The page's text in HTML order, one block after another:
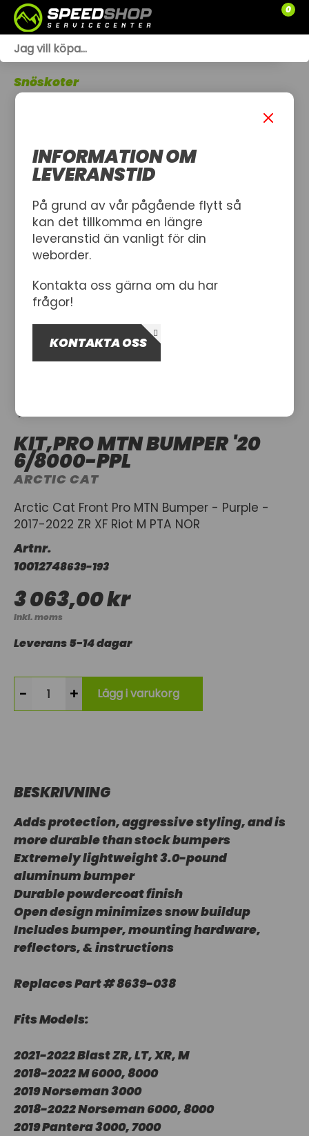
0
SLÄPVAGNAR
Snöskoter
KIT,PRO MTN BUMPER '20
6/8000-PPL
ARCTIC CAT
Arctic Cat Front Pro MTN Bumper - Purple -
2017-2022 ZR XF Riot M PTA NOR
Artnr.
10012748639-193
3 063,00 kr
Inkl. moms
Leverans 5-14 dagar
- + Lägg i varukorg
BESKRIVNING
Adds protection, aggressive styling, and is
more durable than stock bumpers
Extremely lightweight 3.0-pound
aluminum bumper
Durable powdercoat finish
Open design minimizes snow buildup
Includes bumper, mounting hardware,
reflectors, & instructions
Replaces Part # 8639-038
Fits Models:
2021-2022 Blast ZR, LT, XR, M
2018-2022 M 6000, 8000
2019 Norseman 3000
2018-2022 Norseman 6000, 8000
2019 Pantera 3000, 7000
INFORMATION OM
LEVERANSTID
På grund av vår pågående flytt så
kan det tillkomma en längre
leveranstid än vanligt för din
weborder.
Kontakta oss gärna om du har
frågor!
KONTAKTA OSS